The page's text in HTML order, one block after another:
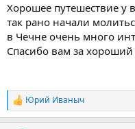
Хорошее путешествие у
так рано начали
в Чечне очень много
Спасибо вам за хороший
Р
е
Юрий Иваныч